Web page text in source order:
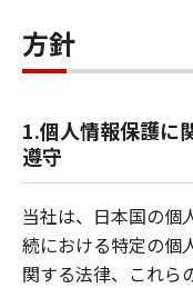
方針
1.個人情報保護に
遵守
当社は、日本国の個
続における特定の個
関する法律、これら